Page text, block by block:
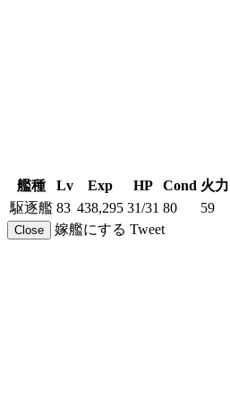
艦種 Lv Exp HP Cond 火力
駆逐艦 83 438,295 31/31 80 59
Close 嫁艦にする Tweet